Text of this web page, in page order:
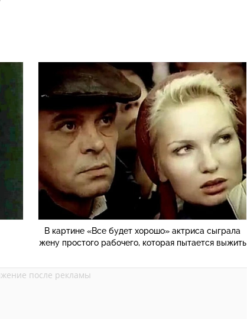
В картине «Все будет хорошо» актриса сыграла
жену простого рабочего, которая пытается выжить